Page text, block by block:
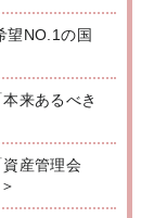
望NO.1の国
来あるべき
産管理会